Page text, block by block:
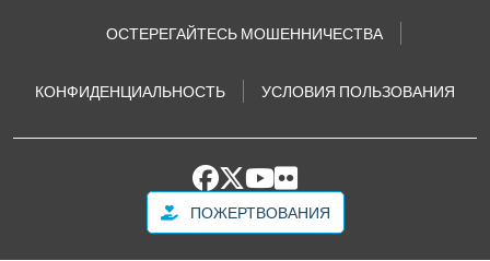
ОСТЕРЕГАЙТЕСЬ МОШЕННИЧЕСТВА
КОНФИДЕНЦИАЛЬНОСТЬ УСЛОВИЯ ПОЛЬЗОВАНИЯ
ПОЖЕРТВОВАНИЯ